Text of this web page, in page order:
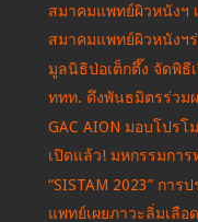
สมาคมแพทย์ผิวหนังฯ
สมาคมแพทย์ผิวหนังฯ
มูลนิธิป่อเต็กตึ๊ง จัดพิธี
ททท. ดึงพันธมิตรร่วม
GAC AION มอบโปรโ
เปิดแล้ว! มหกรรมการ
“SISTAM 2023” กา
แพทย์เผยภาวะลิ่มเลือ